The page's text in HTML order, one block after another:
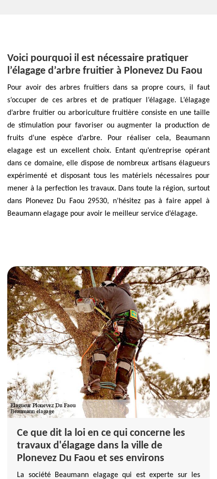
Voici pourquoi il est nécessaire pratiquer
l’élagage d’arbre fruitier à Plonevez Du Faou
Pour avoir des arbres fruitiers dans sa propre cours, il faut
s’occuper de ces arbres et de pratiquer l’élagage. L’élagage
d’arbre fruitier ou arboriculture fruitière consiste en une taille
de stimulation pour favoriser ou augmenter la production de
fruits d’une espèce d’arbre. Pour réaliser cela, Beaumann
elagage est un excellent choix. Entant qu’entreprise opérant
dans ce domaine, elle dispose de nombreux artisans élagueurs
expérimenté et disposant tous les matériels nécessaires pour
mener à la perfection les travaux. Dans toute la région, surtout
dans Plonevez Du Faou 29530, n’hésitez pas à faire appel à
Beaumann elagage pour avoir le meilleur service d’élagage.
Ce que dit la loi en ce qui concerne les
travaux d'élagage dans la ville de
Plonevez Du Faou et ses environs
La société Beaumann elagage qui est experte sur les